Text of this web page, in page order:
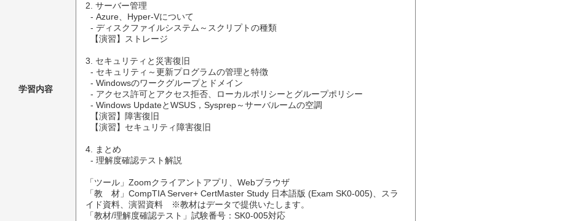
学習内容
2. サーバー管理
3. セキュリティと災害復旧
4. まとめ
「ツール」Zoomクライアントアプリ、Webブラウザ
「教　材」CompTIA Server+ CertMaster Study 日本語版 (Exam SK0-005)、スラ
イド資料、演習資料　※教材はデータで提供いたします。
「教材/理解度確認テスト」試験番号：SK0-005対応